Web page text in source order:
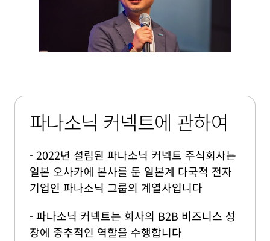
파나소닉 커넥트에 관하여
- 2022년 설립된 파나소닉 커넥트 주식회사는
일본 오사카에 본사를 둔 일본계 다국적 전자
기업인 파나소닉 그룹의 계열사입니다
- 파나소닉 커넥트는 회사의 B2B 비즈니스 성
장에 중추적인 역할을 수행합니다